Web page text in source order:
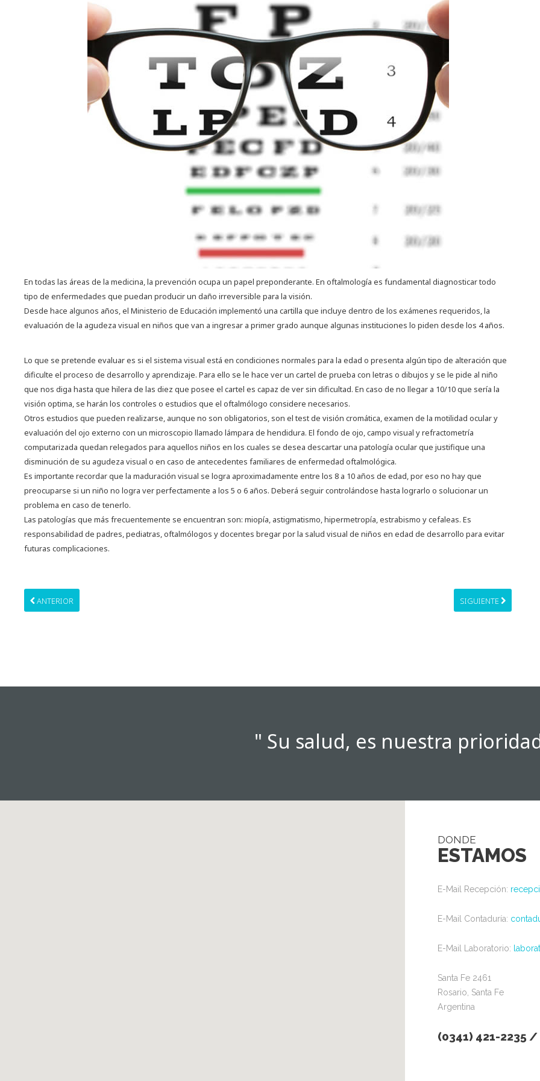
SIDEBAR MODULE
This is a sample module published to the
sidebar_bottom position, using the -sidebar
module class suffix. There is also a sidebar_top
position below the search.
En todas las áreas de la medicina, la prevención ocupa un papel preponderante. En oftalmología es fundamental diagnosticar todo
tipo de enfermedades que puedan producir un daño irreversible para la visión.
Desde hace algunos años, el Ministerio de Educación implementó una cartilla que incluye dentro de los exámenes requeridos, la
evaluación de la agudeza visual en niños que van a ingresar a primer grado aunque algunas instituciones lo piden desde los 4 años.
Lo que se pretende evaluar es si el sistema visual está en condiciones normales para la edad o presenta algún tipo de alteración que
dificulte el proceso de desarrollo y aprendizaje. Para ello se le hace ver un cartel de prueba con letras o dibujos y se le pide al niño
que nos diga hasta que hilera de las diez que posee el cartel es capaz de ver sin dificultad. En caso de no llegar a 10/10 que sería la
visión optima, se harán los controles o estudios que el oftalmólogo considere necesarios.
Otros estudios que pueden realizarse, aunque no son obligatorios, son el test de visión cromática, examen de la motilidad ocular y
evaluación del ojo externo con un microscopio llamado lámpara de hendidura. El fondo de ojo, campo visual y refractometría
computarizada quedan relegados para aquellos niños en los cuales se desea descartar una patología ocular que justifique una
disminución de su agudeza visual o en caso de antecedentes familiares de enfermedad oftalmológica.
Es importante recordar que la maduración visual se logra aproximadamente entre los 8 a 10 años de edad, por eso no hay que
preocuparse si un niño no logra ver perfectamente a los 5 o 6 años. Deberá seguir controlándose hasta lograrlo o solucionar un
problema en caso de tenerlo.
Las patologías que más frecuentemente se encuentran son: miopía, astigmatismo, hipermetropía, estrabismo y cefaleas. Es
responsabilidad de padres, pediatras, oftalmólogos y docentes bregar por la salud visual de niños en edad de desarrollo para evitar
futuras complicaciones.
ANTERIOR SIGUIENTE
" Su salud, es nuestra
DONDE
ESTAMOS
E-Mail Recepción:
E-Mail Contaduría:
E-Mail Laboratorio:
Santa Fe 2461
Rosario, Santa Fe
Argentina
(0341) 421-2235